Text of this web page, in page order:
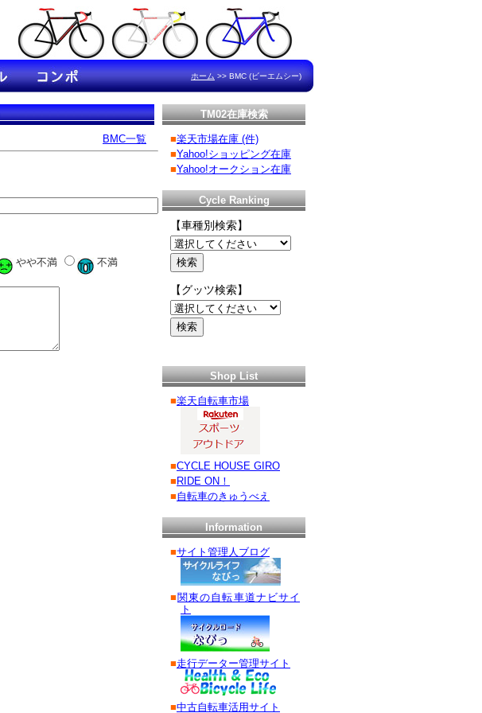
BMC一覧
やや不満
不満
TM02在庫検索
■楽天市場在庫 (件)
■Yahoo!ショッピング在庫
■Yahoo!オークション在庫
Cycle Ranking
Shop List
■楽天自転車市場
■CYCLE HOUSE GIRO
■ RIDE ON！
■自転車のきゅうべえ
Information
■サイト管理人ブログ
■ 関東の自転車道ナビサイ
ト
■走行データー管理サイト
■中古自転車活用サイト
ホーム>>BMC (ビーエムシー)